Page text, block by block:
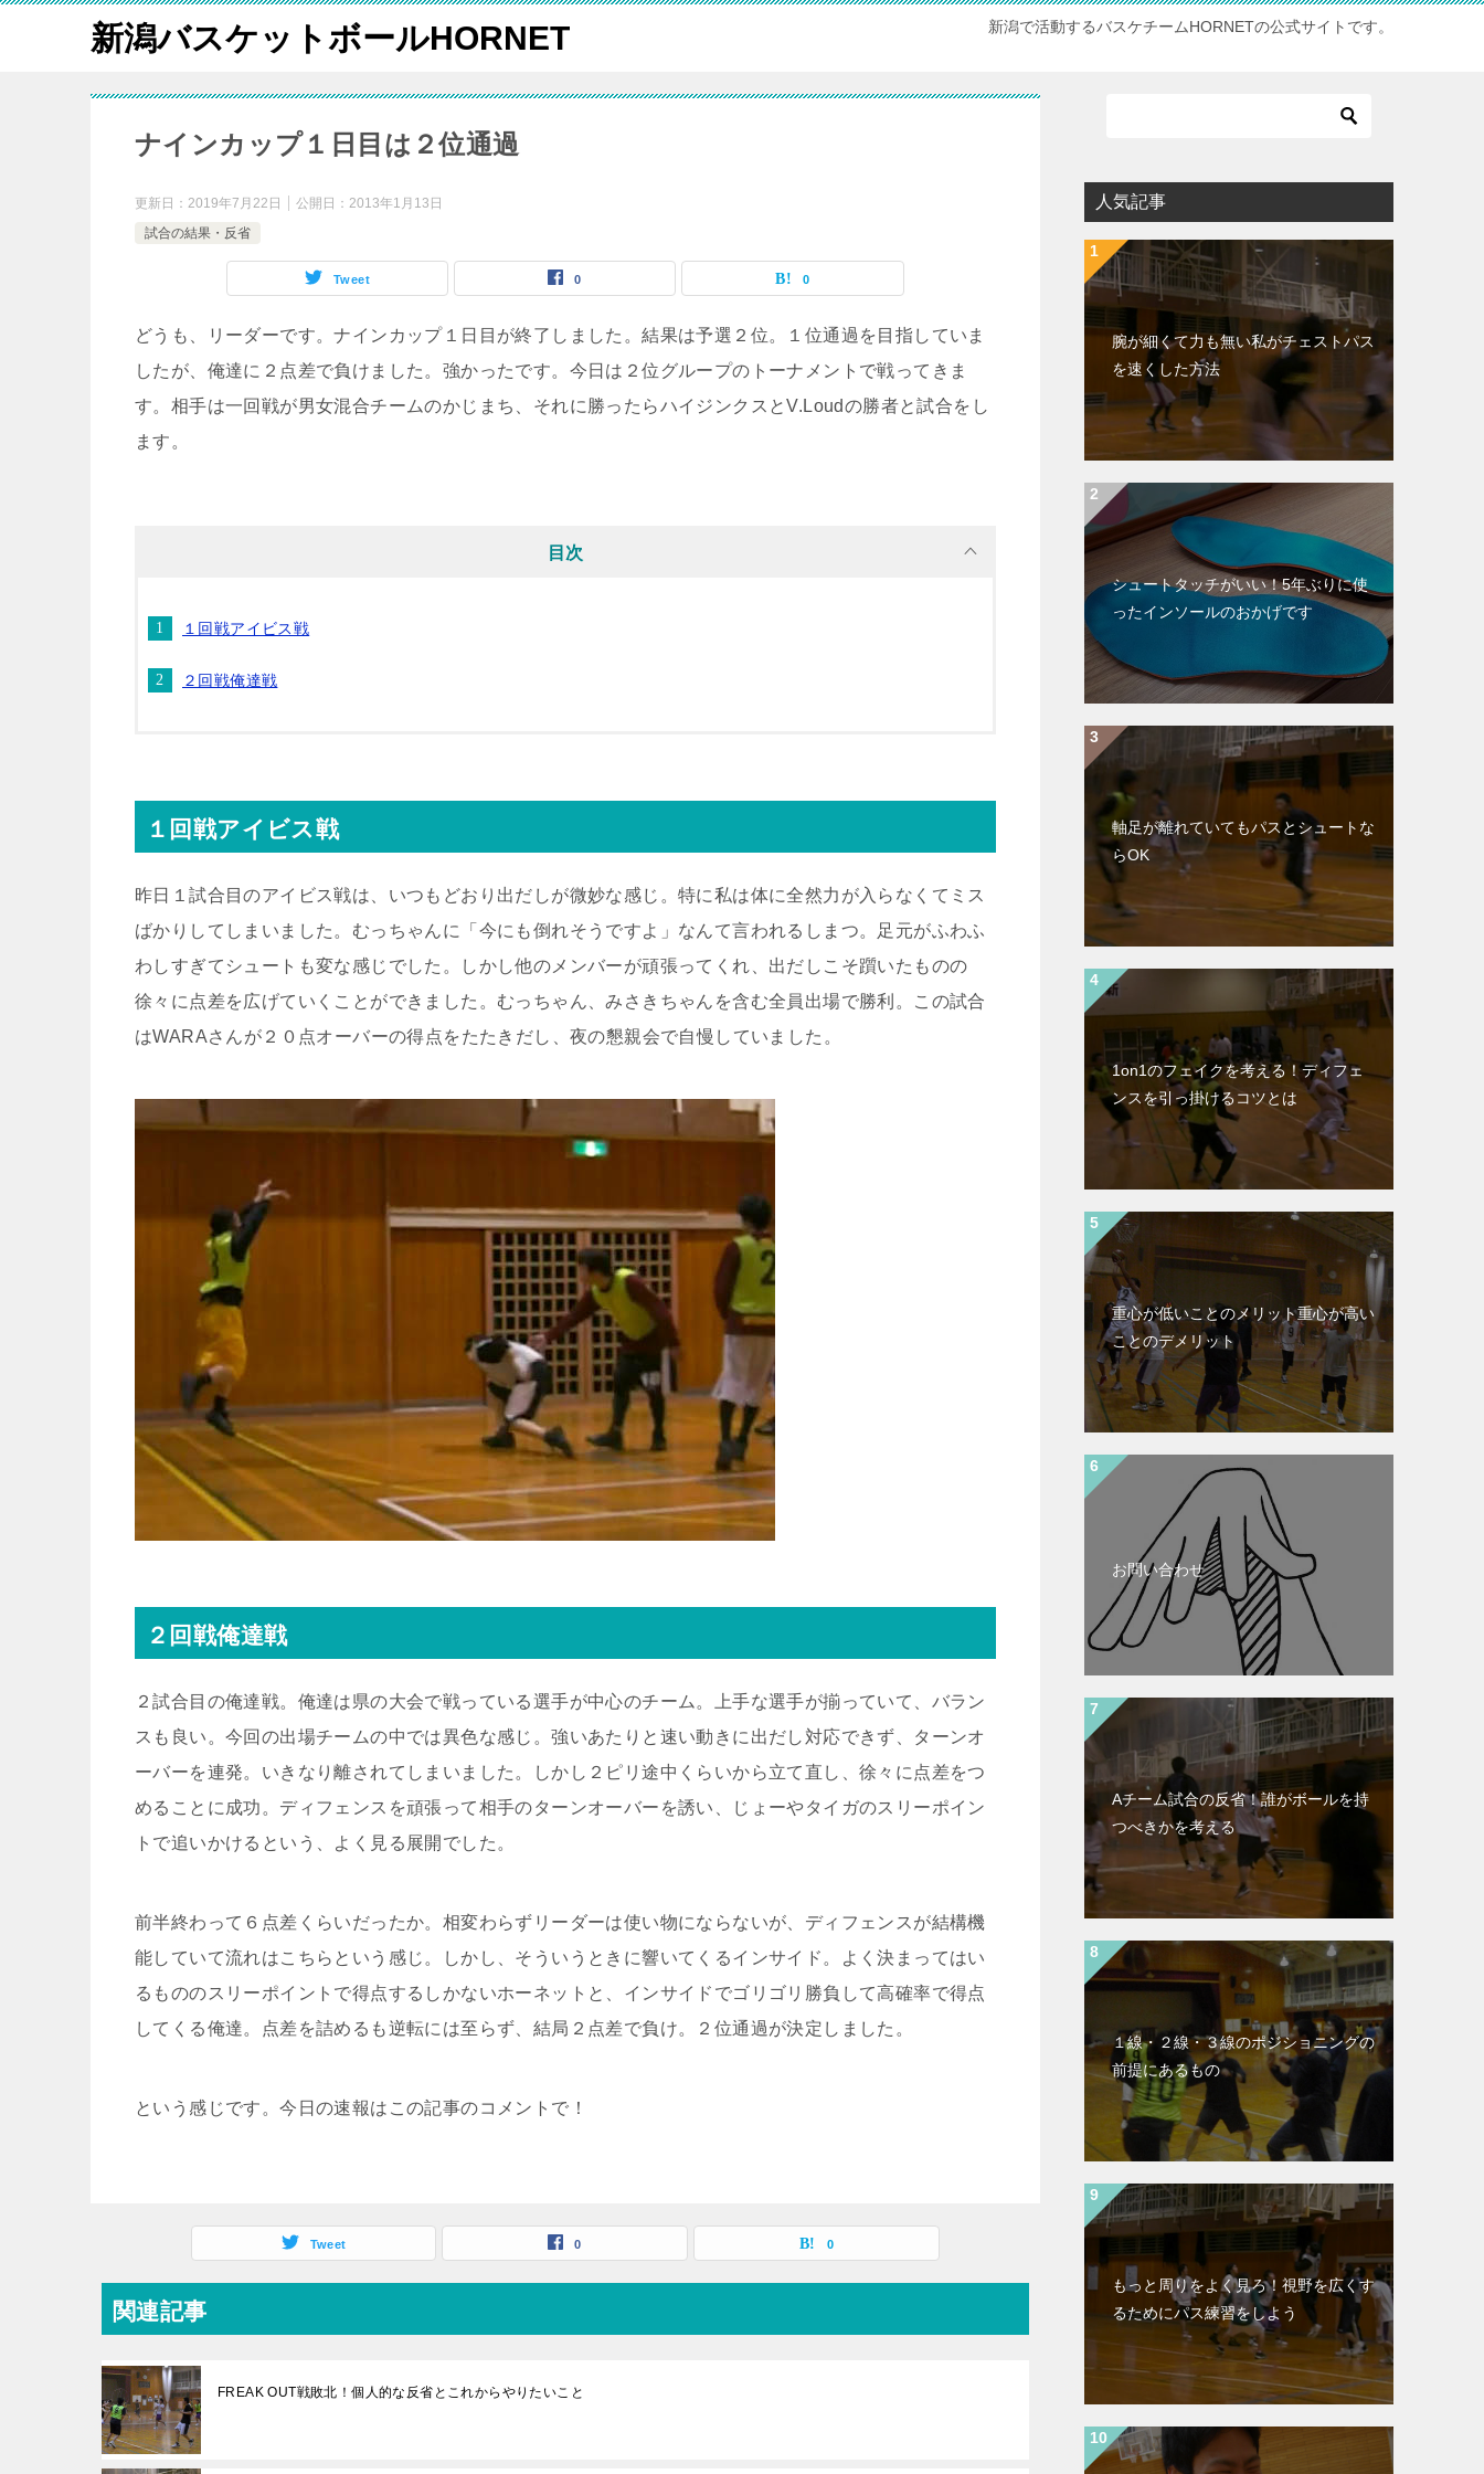
新潟バスケットボールHORNET 新潟で活動するバスケチームHORNETの公式サイトです。
ナインカップ１日目は２位通過
更新日： 2019年7月22日 公開日： 2013年1月13日
試合の結果・反省
Tweet 0 0
どうも、リーダーです。ナインカップ１日目が終了しました。結果は予選２位。１位通過を目指していま
したが、俺達に２点差で負けました。強かったです。今日は２位グループのトーナメントで戦ってきま
す。相手は一回戦が男女混合チームのかじまち、それに勝ったらハイジンクスとV.Loudの勝者と試合をし
ます。
目次
１回戦アイビス戦
２回戦俺達戦
１回戦アイビス戦
昨日１試合目のアイビス戦は、いつもどおり出だしが微妙な感じ。特に私は体に全然力が入らなくてミス
ばかりしてしまいました。むっちゃんに「今にも倒れそうですよ」なんて言われるしまつ。足元がふわふ
わしすぎてシュートも変な感じでした。しかし他のメンバーが頑張ってくれ、出だしこそ躓いたものの
徐々に点差を広げていくことができました。むっちゃん、みさきちゃんを含む全員出場で勝利。この試合
はWARAさんが２０点オーバーの得点をたたきだし、夜の懇親会で自慢していました。
２回戦俺達戦
２試合目の俺達戦。俺達は県の大会で戦っている選手が中心のチーム。上手な選手が揃っていて、バラン
スも良い。今回の出場チームの中では異色な感じ。強いあたりと速い動きに出だし対応できず、ターンオ
ーバーを連発。いきなり離されてしまいました。しかし２ピリ途中くらいから立て直し、徐々に点差をつ
めることに成功。ディフェンスを頑張って相手のターンオーバーを誘い、じょーやタイガのスリーポイン
トで追いかけるという、よく見る展開でした。
前半終わって６点差くらいだったか。相変わらずリーダーは使い物にならないが、ディフェンスが結構機
能していて流れはこちらという感じ。しかし、そういうときに響いてくるインサイド。よく決まってはい
るもののスリーポイントで得点するしかないホーネットと、インサイドでゴリゴリ勝負して高確率で得点
してくる俺達。点差を詰めるも逆転には至らず、結局２点差で負け。２位通過が決定しました。
という感じです。今日の速報はこの記事のコメントで！
Tweet 0 0
関連記事
FREAK OUT戦敗北！個人的な反省とこれからやりたいこと
人気記事
腕が細くて力も無い私がチェストパス
を速くした方法
シュートタッチがいい！5年ぶりに使
ったインソールのおかげです
軸足が離れていてもパスとシュートな
らOK
1on1のフェイクを考える！ディフェ
ンスを引っ掛けるコツとは
重心が低いことのメリット重心が高い
ことのデメリット
お問い合わせ
Aチーム試合の反省！誰がボールを持
つべきかを考える
１線・２線・３線のポジショニングの
前提にあるもの
もっと周りをよく見ろ！視野を広くす
るためにパス練習をしよう